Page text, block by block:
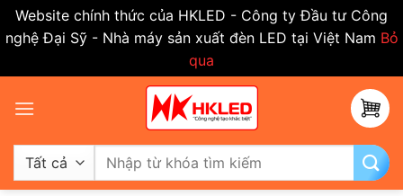
Website chính thức của HKLED - Công ty Đầu tư Công
nghệ Đại Sỹ - Nhà máy sản xuất đèn LED tại Việt Nam Bỏ
qua
qua
dung
Tìm
kiếm: